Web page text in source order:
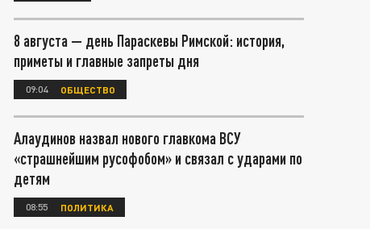
8 августа — день Параскевы Римской: история,
приметы и главные запреты дня
09:04 ОБЩЕСТВО
Алаудинов назвал нового главкома ВСУ
«страшнейшим русофобом» и связал с ударами по
детям
08:55 ПОЛИТИКА